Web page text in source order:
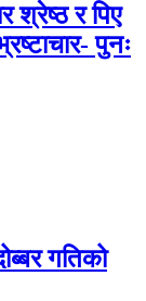
श्रेष्ठ र पिए
पुनः
गतिको